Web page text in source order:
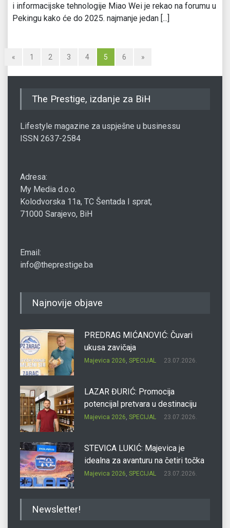
i informacijske tehnologije Miao Wei je rekao na forumu u
Pekingu kako će do 2025. najmanje jedan [...]
« 1 2 3 4 5 6 »
The Prestige, izdanje za BiH
Lifestyle magazine za uspješne u businessu
ISSN 2637-2584
Adresa:
My Media d.o.o.
Kolodvorska 11a, TC Šentada I sprat,
71000 Sarajevo, BiH
Email:
info@theprestige.ba
Najnovije objave
PREDRAG MIĆANOVIĆ: Čuvari
ukusa zavičaja
Majevica 2026, SPECIJAL 23.07.2026.
LAZAR ĐURIĆ: Promocija
potencijal pretvara u destinaciju
Majevica 2026, SPECIJAL 23.07.2026.
STEVICA LUKIĆ: Majevica je
idealna za avanturu na četiri točka
Majevica 2026, SPECIJAL 23.07.2026.
Newsletter!